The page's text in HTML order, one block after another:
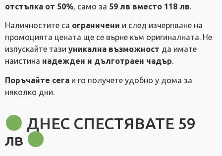
отстъпка от 50%, само за 59 лв вместо 118 лв.
Наличностите са ограничени и след изчерпване на
промоцията цената ще се върне към оригиналната. Не
изпускайте тази уникална възможност да имате
наистина надежден и дълготраен чадър.
Поръчайте сега и го получете удобно у дома за
няколко дни.
ДНЕС СПЕСТЯВАТЕ 59
лв